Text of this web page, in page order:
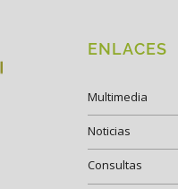
ENLACES
Multimedia
Noticias
Consultas